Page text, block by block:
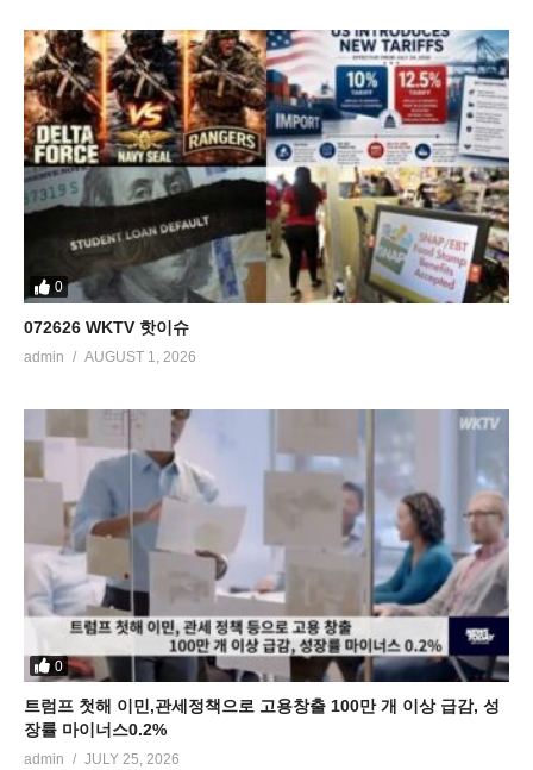
0
072626 WKTV 핫이슈
admin AUGUST 1, 2026
0
트럼프 첫해 이민,관세정책으로 고용창출 100만 개 이상 급감, 성
장률 마이너스0.2%
admin JULY 25, 2026